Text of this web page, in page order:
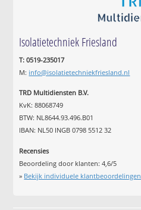
Isolatietechniek Friesland
T: 0519-235017
M: info@isolatietechniekfriesland.nl
TRD Multidiensten B.V.
KvK: 88068749
BTW: NL8644.93.496.B01
IBAN: NL50 INGB 0798 5512 32
Recensies
Beoordeling door klanten:4,6/5
» Bekijk individuele klantbeoordelingen